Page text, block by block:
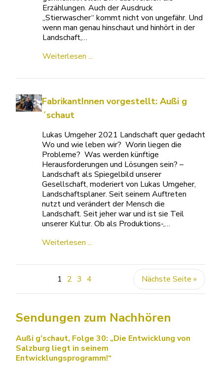
Erzählungen. Auch der Ausdruck
„Stierwascher“ kommt nicht von ungefähr. Und
wenn man genau hinschaut und hinhört in der
Landschaft,…
Weiterlesen ...
FabrikantInnen vorgestellt: Außi g
´schaut
Lukas Umgeher 2021 Landschaft quer gedacht
Wo und wie leben wir? Worin liegen die
Probleme? Was werden künftige
Herausforderungen und Lösungen sein? –
Landschaft als Spiegelbild unserer
Gesellschaft, moderiert von Lukas Umgeher,
Landschaftsplaner. Seit seinem Auftreten
nutzt und verändert der Mensch die
Landschaft. Seit jeher war und ist sie Teil
unserer Kultur. Ob als Produktions-,…
Weiterlesen ...
1 2 3 4 Nächste Seite »
Sendungen zum Nachhören
Außi g’schaut, Folge 30: „Die Entwicklung von
Salzburg liegt in seinem
Entwicklungsprogramm!“